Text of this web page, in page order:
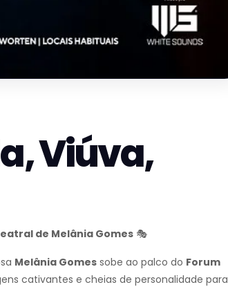
Viúva,
de Melânia Gomes 🎭
Melânia Gomes sobe ao palco do Forum
cativantes e cheias de personalidade para